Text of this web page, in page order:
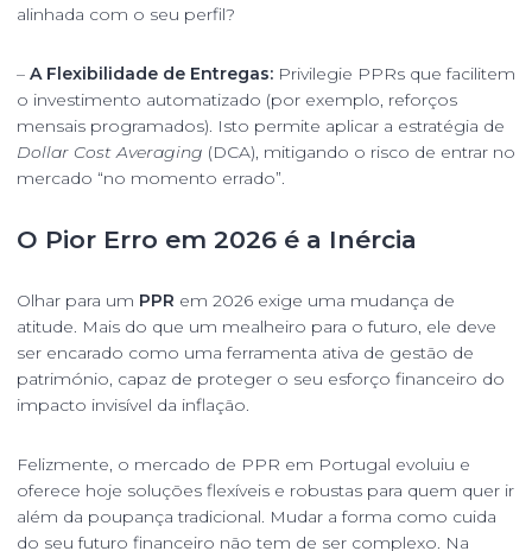
alinhada com o seu perfil?
– A Flexibilidade de Entregas: Privilegie PPRs que facilitem
o investimento automatizado (por exemplo, reforços
mensais programados). Isto permite aplicar a estratégia de
Dollar Cost Averaging (DCA), mitigando o risco de entrar no
mercado “no momento errado”.
O Pior Erro em 2026 é a Inércia
Olhar para um PPR em 2026 exige uma mudança de
atitude. Mais do que um mealheiro para o futuro, ele deve
ser encarado como uma ferramenta ativa de gestão de
património, capaz de proteger o seu esforço financeiro do
impacto invisível da inflação.
Felizmente, o mercado de PPR em Portugal evoluiu e
oferece hoje soluções flexíveis e robustas para quem quer ir
além da poupança tradicional. Mudar a forma como cuida
do seu futuro financeiro não tem de ser complexo. Na